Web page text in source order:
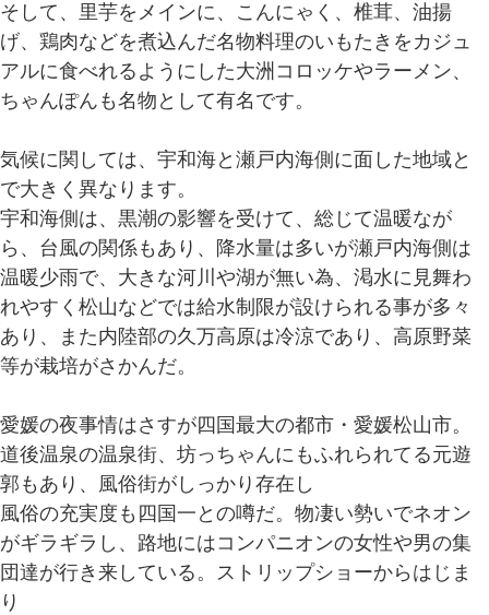
そして、里芋をメインに、こんにゃく、椎茸、油揚
げ、鶏肉などを煮込んだ名物料理のいもたきをカジュ
アルに食べれるようにした大洲コロッケやラーメン、
ちゃんぽんも名物として有名です。
気候に関しては、宇和海と瀬戸内海側に面した地域と
で大きく異なります。
宇和海側は、黒潮の影響を受けて、総じて温暖なが
ら、台風の関係もあり、降水量は多いが瀬戸内海側は
温暖少雨で、大きな河川や湖が無い為、渇水に見舞わ
れやすく松山などでは給水制限が設けられる事が多々
あり、また内陸部の久万高原は冷涼であり、高原野菜
等が栽培がさかんだ。
愛媛の夜事情はさすが四国最大の都市・愛媛松山市。
道後温泉の温泉街、坊っちゃんにもふれられてる元遊
郭もあり、風俗街がしっかり存在し
風俗の充実度も四国一との噂だ。物凄い勢いでネオン
がギラギラし、路地にはコンパニオンの女性や男の集
団達が行き来している。ストリップショーからはじま
り